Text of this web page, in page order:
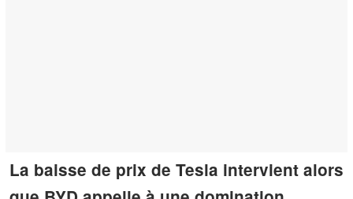
La baisse de prix de Tesla intervient alors